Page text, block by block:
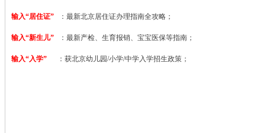
输入“居住证” ：最新北京居住证办理指南全攻略；
输入“新生儿” ：最新产检、生育报销、宝宝医保等指南；
输入“入学” ：获北京幼儿园/小学/中学入学招生政策；